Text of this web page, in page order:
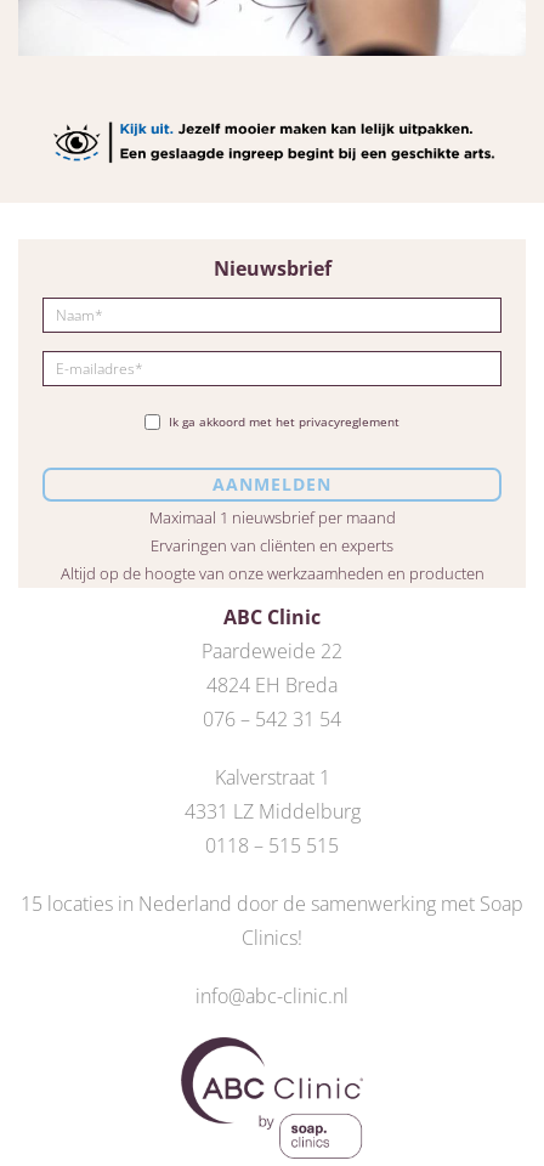
ABC Clinic
Paardeweide 22
4824 EH Breda
076 – 542 31 54
Kalverstraat 1
4331 LZ Middelburg
0118 – 515 515
15 locaties in Nederland door de samenwerking met Soap
Clinics!
info@abc-clinic.nl
Nieuwsbrief
Ik ga akkoord met het privacyreglement
Maximaal 1 nieuwsbrief per maand
Ervaringen van cliënten en experts
Altijd op de hoogte van onze werkzaamheden en producten